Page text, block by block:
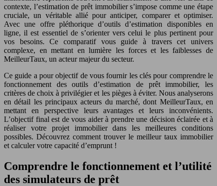
contexte, l’estimation de prêt immobilier s’impose comme une étape
cruciale, un véritable allié pour anticiper, comparer et optimiser.
Avec une offre pléthorique d’outils d’estimation disponibles en
ligne, il est essentiel de s’orienter vers celui le plus pertinent pour
vos besoins. Ce comparatif vous guide à travers cet univers
complexe, en mettant en lumière les forces et les faiblesses de
MeilleurTaux, un acteur majeur du secteur.
Ce guide a pour objectif de vous fournir les clés pour comprendre le
fonctionnement des outils d’estimation de prêt immobilier, les
critères de choix à privilégier et les pièges à éviter. Nous analyserons
en détail les principaux acteurs du marché, dont MeilleurTaux, en
mettant en perspective leurs avantages et leurs inconvénients.
L’objectif final est de vous aider à prendre une décision éclairée et à
réaliser votre projet immobilier dans les meilleures conditions
possibles. Découvrez comment trouver le meilleur taux immobilier
et calculer votre capacité d’emprunt !
Comprendre le fonctionnement et l’utilité
des simulateurs de prêt